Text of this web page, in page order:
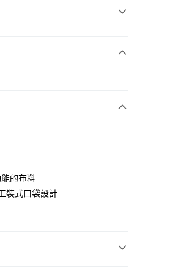
用戶可立即使用無須另外申請。
的布料
裝式口袋設計